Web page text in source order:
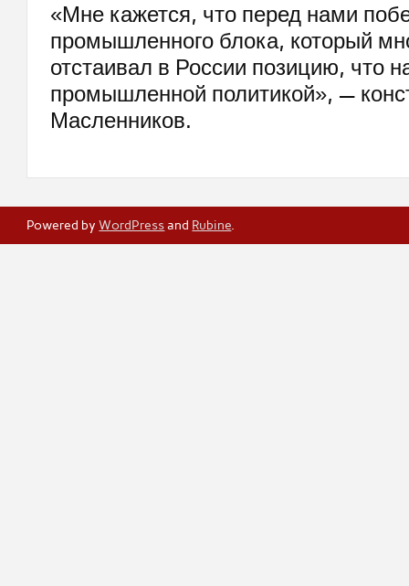
«Мне кажется, что перед нами
промышленного блока, который
отстаивал в России позицию, что
промышленной политикой», —
Масленников.
Powered byWordPressand Rubine